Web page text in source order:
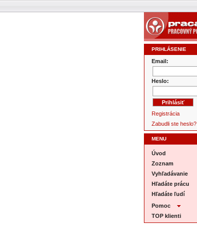
PRIHLÁSENIE
Email:
Heslo:
Registrácia
Zabudli ste heslo?
MENU
Úvod
Zoznam
Vyhľadávanie
Hľadáte prácu
Hľadáte ľudí
Pomoc
TOP klienti